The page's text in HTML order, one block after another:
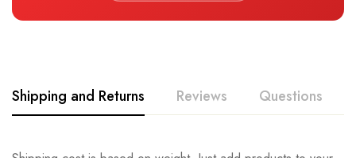
Shipping and Returns Reviews Questions